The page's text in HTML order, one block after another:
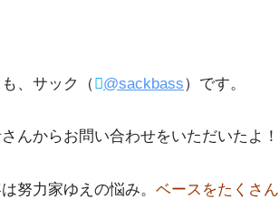
、サック（ @sackbass）です。
んからお問い合わせをいただいたよ！
努力家ゆえの悩み。 ベースをたくさ